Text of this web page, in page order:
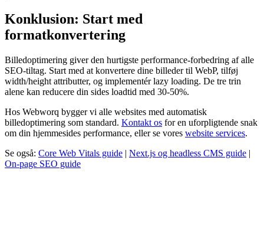
Konklusion: Start med
formatkonvertering
Billedoptimering giver den hurtigste performance-forbedring af alle
SEO-tiltag. Start med at konvertere dine billeder til WebP, tilføj
width/height attributter, og implementér lazy loading. De tre trin
alene kan reducere din sides loadtid med 30-50%.
Hos Webworq bygger vi alle websites med automatisk
billedoptimering som standard. Kontakt os for en uforpligtende snak
om din hjemmesides performance, eller se vores website services.
Se også: Core Web Vitals guide | Next.js og headless CMS guide |
On-page SEO guide